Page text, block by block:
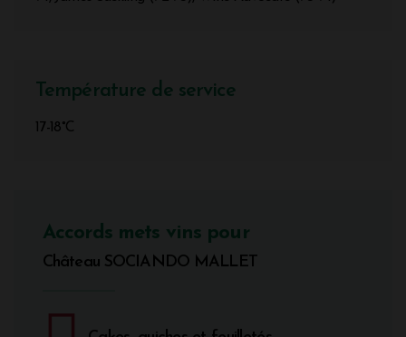
Température de service
17-18°C
Accords mets vins pour
Château SOCIANDO MALLET